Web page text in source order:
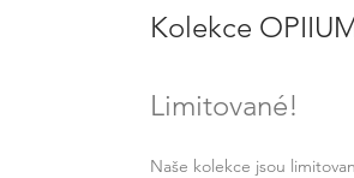
Kolekce
Limitované!
Naše kolekce jsou